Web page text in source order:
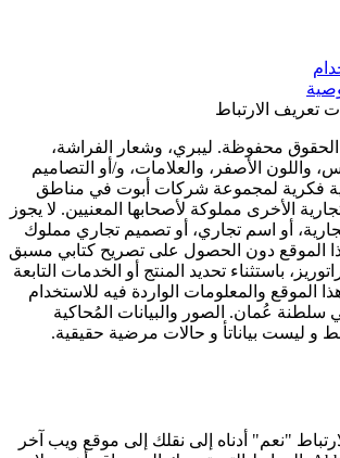
تعريف الارتباط
جميع الحقوق محفوظة. ليبري، وشعار الفراشة،
الأصفر، والعلامات، و/أو التصاميم
فكرية لمجموعة شركات أبوت في مناطق
الأخرى مملوكة لأصحابها المعنيين. لا يجوز
أو اسم تجاري، أو تصميم تجاري مملوك
الموقع دون الحصول على تصريح كتابي مسبق
باستثناء تحديد المنتج أو الخدمات التابعة
الموقع والمعلومات الواردة فيه للاستخدام
عُمان. الصور والبيانات المُحاكية
و ليست بياناتأ و حالات مرضية حقيقية.
"نعم" أدناه إلى نقلك إلى موقع ويب آخر